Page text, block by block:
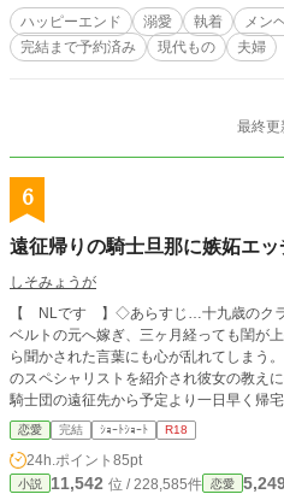
完結まで執筆済み
ハッピーエンド 溺愛 執着 メン
完結まで予約済み
現代もの 夫婦
最終更
6
遠征帰りの騎士旦那に嫉妬エ
しそみょうが
【 NLです 】◇あらすじ…十九歳のクラ
ベルトの元へ嫁ぎ、三ヶ月経っても閨が
ら聞かされた言葉にも心が乱れてしまう
のスペシャリストを紹介され彼女の教え
騎士団の遠征先から予定より一日早く帰
幼妻の不貞を疑い穏やかな旦那が豹変、
◇旦那に懸想するメイド出ます◇一万三千
す。
恋愛 完結 ｼｮｰﾄｼｮｰﾄ R18
24h.ポイント 85pt
小説 11,542 位 / 228,585件 恋愛